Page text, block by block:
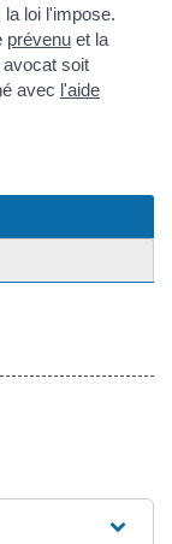
loi l'impose.
prévenu et la
avocat soit
avec l'aide